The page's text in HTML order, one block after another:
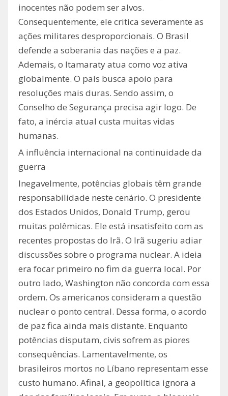
inocentes não podem ser alvos.
Consequentemente, ele critica severamente as
ações militares desproporcionais. O Brasil
defende a soberania das nações e a paz.
Ademais, o Itamaraty atua como voz ativa
globalmente. O país busca apoio para
resoluções mais duras. Sendo assim, o
Conselho de Segurança precisa agir logo. De
fato, a inércia atual custa muitas vidas
humanas.
A influência internacional na continuidade da
guerra
Inegavelmente, potências globais têm grande
responsabilidade neste cenário. O presidente
dos Estados Unidos, Donald Trump, gerou
muitas polêmicas. Ele está insatisfeito com as
recentes propostas do Irã. O Irã sugeriu adiar
discussões sobre o programa nuclear. A ideia
era focar primeiro no fim da guerra local. Por
outro lado, Washington não concorda com essa
ordem. Os americanos consideram a questão
nuclear o ponto central. Dessa forma, o acordo
de paz fica ainda mais distante. Enquanto
potências disputam, civis sofrem as piores
consequências. Lamentavelmente, os
brasileiros mortos no Líbano representam esse
custo humano. Afinal, a geopolítica ignora a